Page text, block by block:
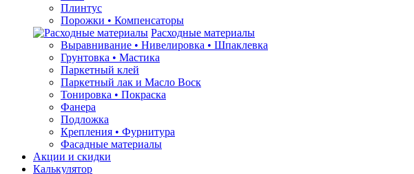
Плинтус
Порожки • Компенсаторы
Расходные материалы
Выравнивание • Нивелировка • Шпаклевка
Грунтовкa • Мастика
Паркетный клей
Паркетный лак и Масло Воск
Тонировка • Покраска
Фанера
Подложка
Крепления • Фурнитура
Фасадные материалы
Акции и скидки
Калькулятор